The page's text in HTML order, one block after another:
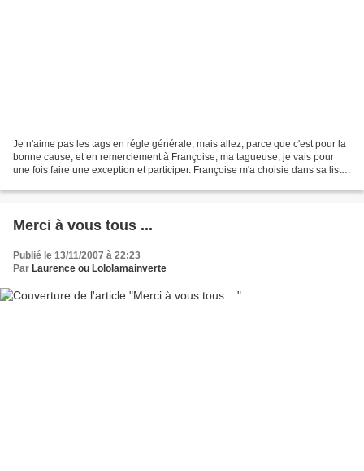
Je n'aime pas les tags en régle générale, mais allez, parce que c'est pour la
bonne cause, et en remerciement à Françoise, ma tagueuse, je vais pour
une fois faire une exception et participer. Françoise m'a choisie dans sa liste
Merci à vous tous ...
Publié le 13/11/2007 à 22:23
Par Laurence ou Lololamainverte